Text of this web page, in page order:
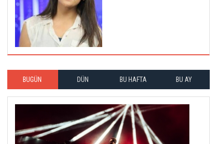
BUGÜN DÜN BU HAFTA BU AY